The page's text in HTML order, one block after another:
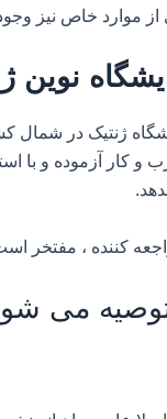
موارد خاص نیز
نوین
ژنتیک در شمال
و کار آزموده و با
توصیه می